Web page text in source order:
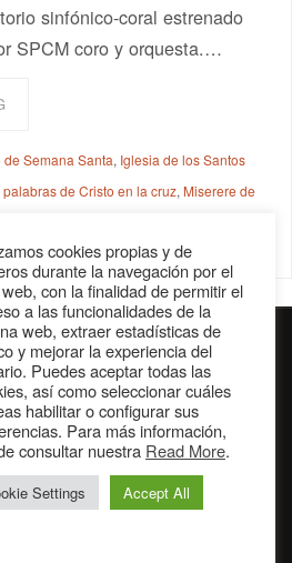
sinfónico-coral estrenado
SPCM coro y orquesta.…
Semana Santa, Iglesia de los Santos
palabras de Cristo en la cruz, Miserere de
Musicum
de la Sociedad Erasmiana
2468. Bienvenidos cuantos
intercambiar navegando por
que es el océano erasmiano.
cookies propias y de
durante la navegación por el
con la finalidad de permitir el
a las funcionalidades de la
web, extraer estadísticas de
y mejorar la experiencia del
Puedes aceptar todas las
así como seleccionar cuáles
habilitar o configurar sus
Para más información,
consultar nuestra Read More.
Settings Accept All